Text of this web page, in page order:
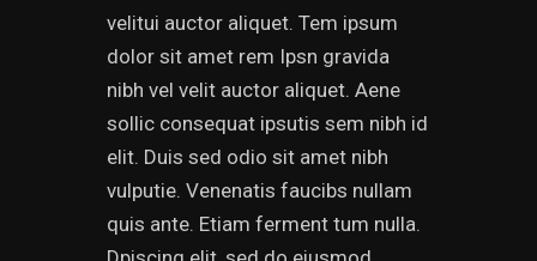
velitui auctor aliquet. Tem ipsum
dolor sit amet rem Ipsn gravida
nibh vel velit auctor aliquet. Aene
sollic consequat ipsutis sem nibh id
elit. Duis sed odio sit amet nibh
vulputie. Venenatis faucibs nullam
quis ante. Etiam ferment tum nulla.